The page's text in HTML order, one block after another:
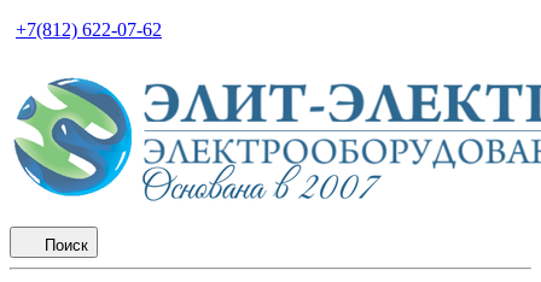
+7(812) 622-07-62
Поиск